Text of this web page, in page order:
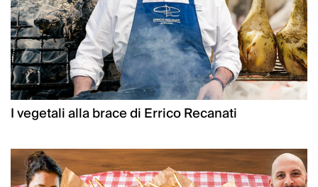
I vegetali alla brace di Errico Recanati